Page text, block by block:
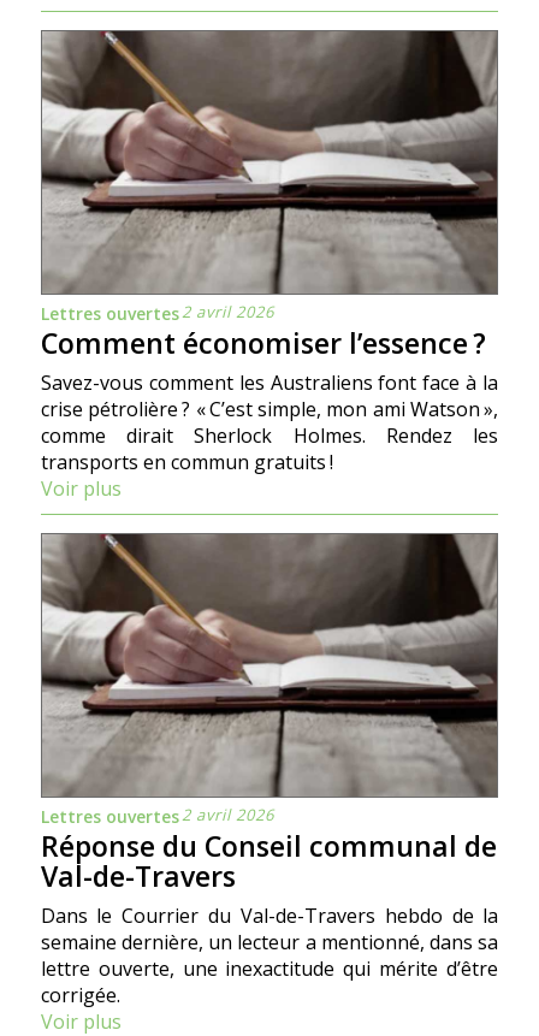
Lettres ouvertes2 avril 2026
Comment économiser l’essence ?
Savez-vous comment les Australiens font face à la
crise pétrolière ? « C’est simple, mon ami Watson »,
comme dirait Sherlock Holmes. Rendez les
transports en commun gratuits !
Voir plus
Lettres ouvertes2 avril 2026
Réponse du Conseil communal de
Val-de-Travers
Dans le Courrier du Val-de-Travers hebdo de la
semaine dernière, un lecteur a mentionné, dans sa
lettre ouverte, une inexactitude qui mérite d’être
corrigée.
Voir plus